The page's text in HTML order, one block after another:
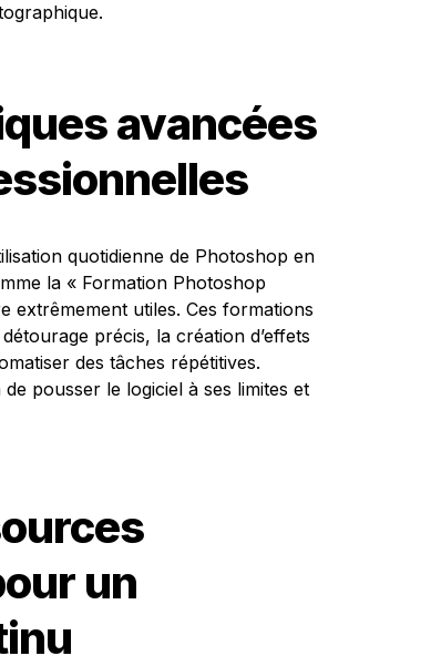
avancées
quotidienne de Photoshop en
la « Formation Photoshop
extrêmement utiles. Ces formations
précis, la création d’effets
des tâches répétitives.
pousser le logiciel à ses limites et
un